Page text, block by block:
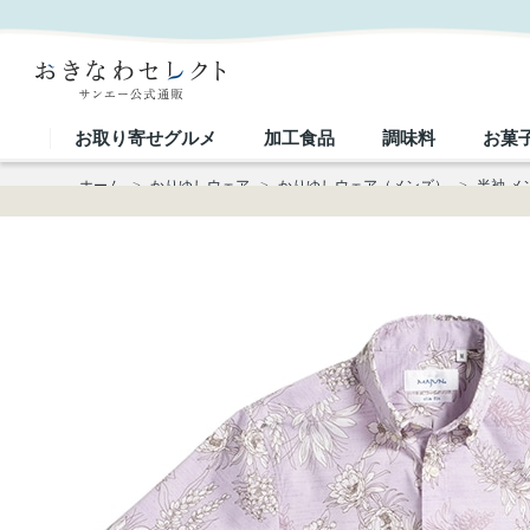
お取り寄せグルメ 加工食品 調味料 お菓
ホーム > かりゆしウェア > かりゆしウェア（メンズ） > 半袖 メ